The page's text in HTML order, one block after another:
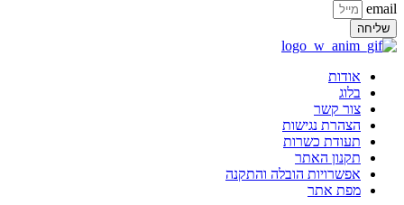
email
שליחה
אודות
בלוג
צור קשר
הצהרת נגישות
תעודת כשרות
תקנון האתר
אפשרויות הובלה והתקנה
מפת אתר